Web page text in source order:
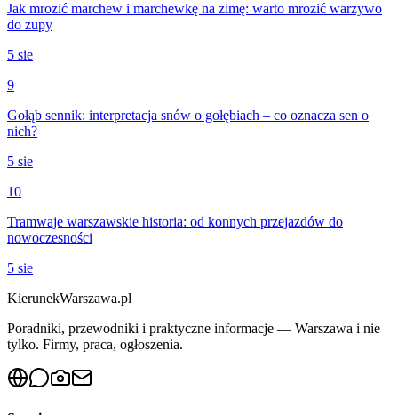
Jak mrozić marchew i marchewkę na zimę: warto mrozić warzywo
do zupy
5 sie
9
Gołąb sennik: interpretacja snów o gołębiach – co oznacza sen o
nich?
5 sie
10
Tramwaje warszawskie historia: od konnych przejazdów do
nowoczesności
5 sie
KierunekWarszawa.pl
Poradniki, przewodniki i praktyczne informacje — Warszawa i nie
tylko. Firmy, praca, ogłoszenia.